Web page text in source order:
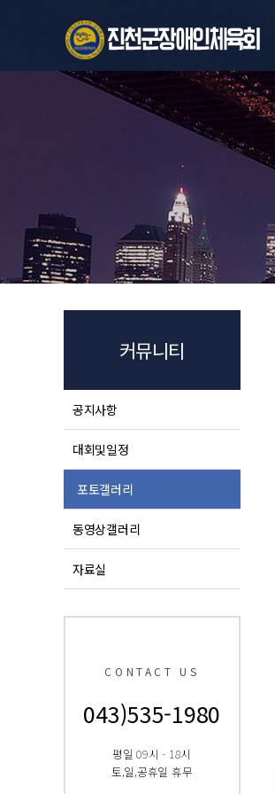
커뮤니티
공지사항
대회및일정
포토갤러리
동영상갤러리
자료실
CONTACT US
043)535-1980
평일 09시 - 18시
토,일,공휴일 휴무